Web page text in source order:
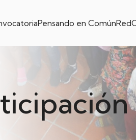
Pensando en Común